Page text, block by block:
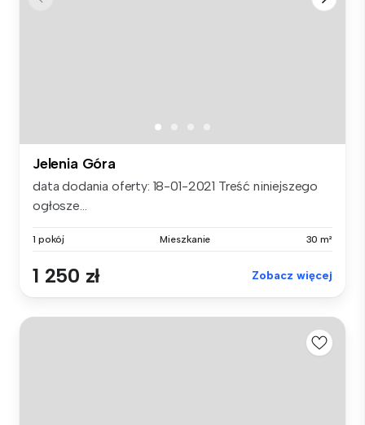
Jelenia Góra
data dodania oferty: 18-01-2021 Treść niniejszego
ogłosze...
1 pokój Mieszkanie 30 m²
1 250 zł Zobacz więcej